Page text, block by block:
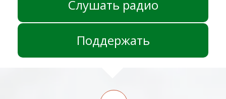
Слушать радио
Поддержать